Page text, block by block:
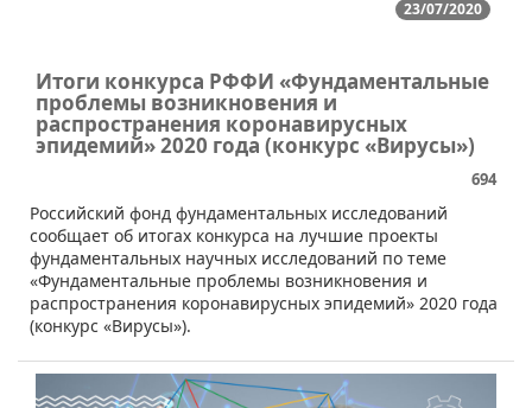
23/07/2020
Итоги конкурса РФФИ «Фундаментальные
проблемы возникновения и
распространения коронавирусных
эпидемий» 2020 года (конкурс «Вирусы»)
694
​​Российский фонд фундаментальных исследований
сообщает об итогах конкурса на лучшие проекты
фундаментальных научных исследований по теме
«Фундаментальные проблемы возникновения и
распространения коронавирусных эпидемий» 2020 года
(конкурс «Вирусы»).